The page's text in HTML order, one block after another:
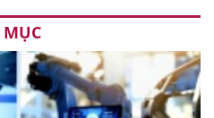
MỤC